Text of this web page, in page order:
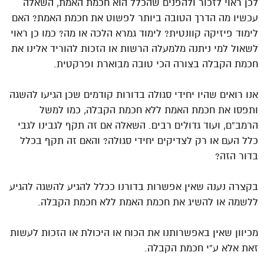
לכן ראוי לזכור ולהפנים שהכלל הוא חכמת האמת, השאלה
עכשיו מה הדרך הטובה ביותר לפשוט את חכמת האמת? האם
לימוד פיזיקה קוונטית? לימוד גמרא הלכה או מה? כמו כן ראוי
לשאול למי ניתנה מלמעלה הרשות או הזכות להוריד אלינו את
חכמת הקבלה בצורה הכי טובה מבוארת ופרקטית.
אנו רואים שהיו יחידי סגולה בדורות קודמים שכן הגיעו להשגה
ותפסו את חכמת האמת ללא חכמת הקבלה, כמו למשל
הרמב”ם, ועוד גדולים רבים. השאלה אם זה תקף לגבינו לגבי
כלל העם או רק לצדיקים יחידי סגולה? והאם זה תקף בכלל
בדור הזה?
בקצרה נענה שאין אפשרות בדורנו ככלל להגיע להשגה להגיע
ללשמה או להשיג את חכמת האמת ללא חכמת הקבלה.
מכיוון שאין באפשרותנו את הכוח או היכולת או הזכות לעשות
זאת אלא ע”י חכמת הקבלה.